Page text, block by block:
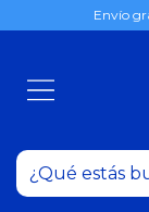
Envío